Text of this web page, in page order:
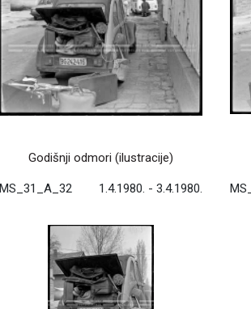
Godišnji odmori (ilustracije)
MS_31_A_32 1.4.1980. - 3.4.1980.